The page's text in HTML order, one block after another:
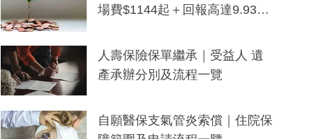
場費$1144起＋回報高達9.93
人壽保險保單繼承｜受益人 遺
產承辦分別及流程一覽
自願醫保支氣管炎索償｜住院保